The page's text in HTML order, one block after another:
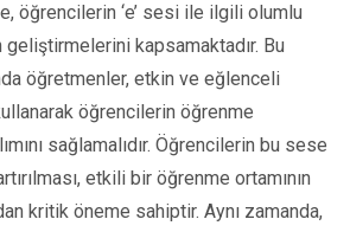
öğrencilerin ‘e’ sesi ile ilgili olumlu
kapsamaktadır. Bu
öğretmenler, etkin ve eğlenceli
öğrencilerin öğrenme
sağlamalıdır. Öğrencilerin bu sese
etkili bir öğrenme ortamının
kritik öneme sahiptir. Aynı zamanda,